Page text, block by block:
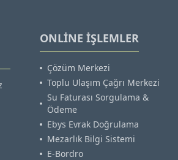
ONLİNE İŞLEMLER
Çözüm Merkezi
Toplu Ulaşım Çağrı Merkezi
Su Faturası Sorgulama &
Ödeme
Ebys Evrak Doğrulama
Mezarlık Bilgi Sistemi
E-Bordro